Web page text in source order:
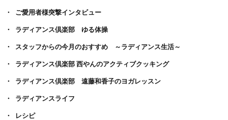
ご愛用者様突撃インタビュー
ラディアンス倶楽部 ゆる体操
スタッフからの今月のおすすめ ～ラディアンス生活～
ラディアンス倶楽部 西やんのアクティブクッキング
ラディアンス倶楽部 遠藤和香子のヨガレッスン
ラディアンスライフ
レシピ